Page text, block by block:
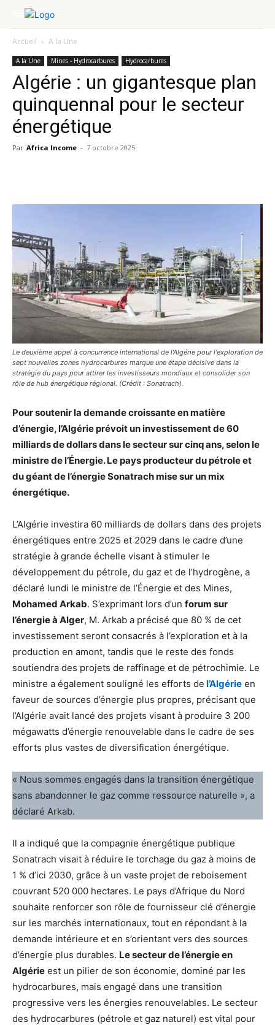
Accueil A la Une
A la Une Mines - Hydrocarbures Hydrocarbures
Algérie : un gigantesque plan
quinquennal pour le secteur
énergétique
Par Africa Income - 7 octobre 2025
Le deuxième appel à concurrence international de l'Algérie pour l'exploration de
sept nouvelles zones hydrocarbures marque une étape décisive dans la
stratégie du pays pour attirer les investisseurs mondiaux et consolider son
rôle de hub énergétique régional. (Crédit : Sonatrach).
Pour soutenir la demande croissante en matière
d’énergie, l’Algérie prévoit un investissement de 60
milliards de dollars dans le secteur sur cinq ans, selon le
ministre de l’Énergie. Le pays producteur du pétrole et
du géant de l’énergie Sonatrach mise sur un mix
énergétique.
L’Algérie investira 60 milliards de dollars dans des projets
énergétiques entre 2025 et 2029 dans le cadre d’une
stratégie à grande échelle visant à stimuler le
développement du pétrole, du gaz et de l’hydrogène, a
déclaré lundi le ministre de l’Énergie et des Mines,
Mohamed Arkab. S’exprimant lors d’un forum sur
l’énergie à Alger, M. Arkab a précisé que 80 % de cet
investissement seront consacrés à l’exploration et à la
production en amont, tandis que le reste des fonds
soutiendra des projets de raffinage et de pétrochimie. Le
ministre a également souligné les efforts de l’Algérie en
faveur de sources d’énergie plus propres, précisant que
l’Algérie avait lancé des projets visant à produire 3 200
mégawatts d’énergie renouvelable dans le cadre de ses
efforts plus vastes de diversification énergétique.
« Nous sommes engagés dans la transition énergétique
sans abandonner le gaz comme ressource naturelle », a
déclaré Arkab.
Il a indiqué que la compagnie énergétique publique
Sonatrach visait à réduire le torchage du gaz à moins de
1 % d’ici 2030, grâce à un vaste projet de reboisement
couvrant 520 000 hectares. Le pays d’Afrique du Nord
souhaite renforcer son rôle de fournisseur clé d’énergie
sur les marchés internationaux, tout en répondant à la
demande intérieure et en s’orientant vers des sources
d’énergie plus durables. Le secteur de l’énergie en
Algérie est un pilier de son économie, dominé par les
hydrocarbures, mais engagé dans une transition
progressive vers les énergies renouvelables. Le secteur
des hydrocarbures (pétrole et gaz naturel) est vital pour